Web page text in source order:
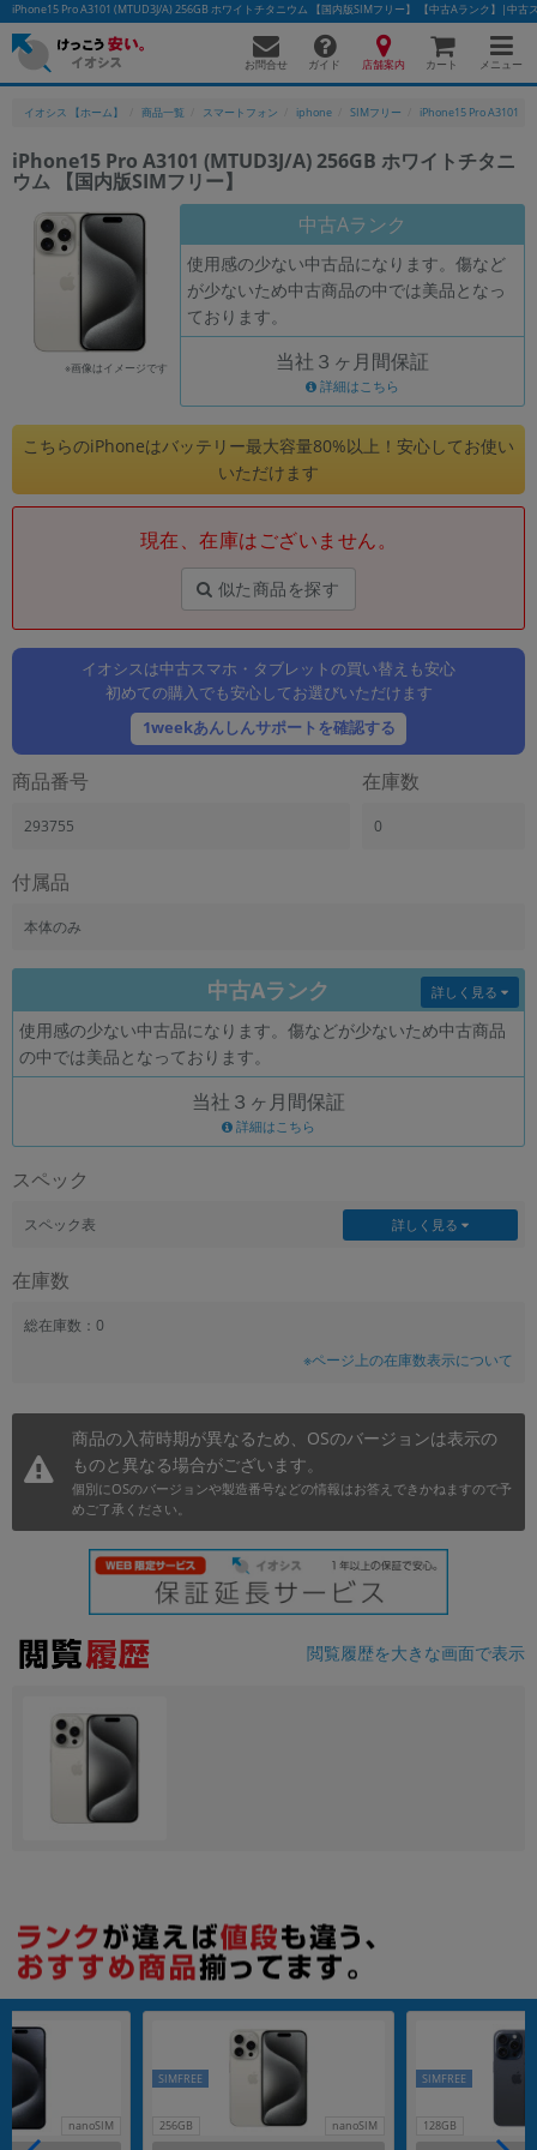
iPhone15 Pro A3101 (MTUD3J/A) 256GB ホワイトチタニウム 【国内版SIMフリー】 【中古Aランク】|中古
お問合せ ガイド 店舗案内 カート メニュー
イオシス 【ホーム】 商品一覧 スマートフォン iphone SIMフリー iPhone15 Pro A3101
iPhone15 Pro A3101 (MTUD3J/A) 256GB ホワイトチタニ
ウム 【国内版SIMフリー】
※画像はイメージです
中古Aランク
使用感の少ない中古品になります。傷など
が少ないため中古商品の中では美品となっ
ております。
当社３ヶ月間保証
詳細はこちら
こちらのiPhoneはバッテリー最大容量80%以上！安心してお使い
いただけます
現在、在庫はございません。
似た商品を探す
イオシスは中古スマホ・タブレットの買い替えも安心
初めての購入でも安心してお選びいただけます
1weekあんしんサポートを確認する
商品番号
293755
在庫数
0
付属品
本体のみ
中古Aランク
使用感の少ない中古品になります。傷などが少ないため中古商品
の中では美品となっております。
詳しく見る
当社３ヶ月間保証
詳細はこちら
スペック
スペック表 詳しく見る
在庫数
総在庫数：0
※ページ上の在庫数表示について
商品の入荷時期が異なるため、OSのバージョンは表示の
ものと異なる場合がございます。
個別にOSのバージョンや製造番号などの情報はお答えできかねますので予
めご了承ください。
閲覧履歴を大きな画面で表示
nanoSIM 256GB nanoSIM
SIMFREE
128GB
SIMFREE
かんたんパソコン検索に切り替える
除外ワード
人気の検索ワード： Let's note
「スマートフォン」「タブレット」など
シリーズ
「iPhone」「Xperia」「Galaxy」など
「Apple」「SONY」「SHARP」など
機能・特徴
商品の搭載機能による絞り込み
「5G対応」「防水」「ワンセグ」など
ドライブ
ドライブの絞り込み
ランク
「新品」「未使用」「中古」など
CPU
OSの絞り込み
メモリ
年 月 まで
各項目のチェックボックスは「or検索」となります。
ただし機能別のみ「and検索」となります。